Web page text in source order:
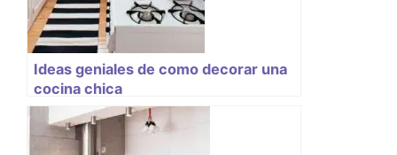
Ideas geniales de como decorar una
cocina chica